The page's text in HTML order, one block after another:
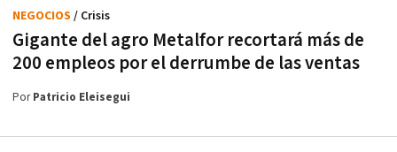
Gigante del agro Metalfor recortará más de
200 empleos por el derrumbe de las ventas
NEGOCIOS / Crisis
PorPatricio Eleisegui